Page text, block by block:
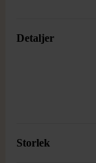
Detaljer
Storlek